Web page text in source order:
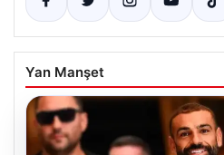
Yan Manşet